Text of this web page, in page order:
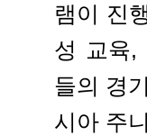
램이 진
성 교육,
들의 경
시아 주